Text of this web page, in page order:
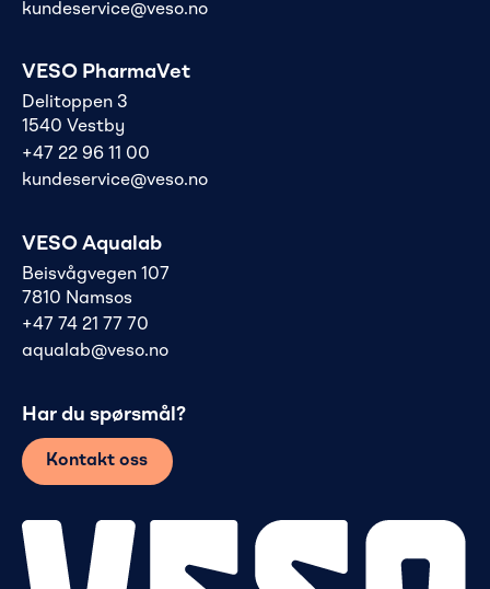
kundeservice@veso.no
VESO PharmaVet
Delitoppen 3
1540 Vestby
+47 22 96 11 00
kundeservice@veso.no
VESO Aqualab
Beisvågvegen 107
7810 Namsos
+47 74 21 77 70
aqualab@veso.no
Har du spørsmål?
Kontakt oss